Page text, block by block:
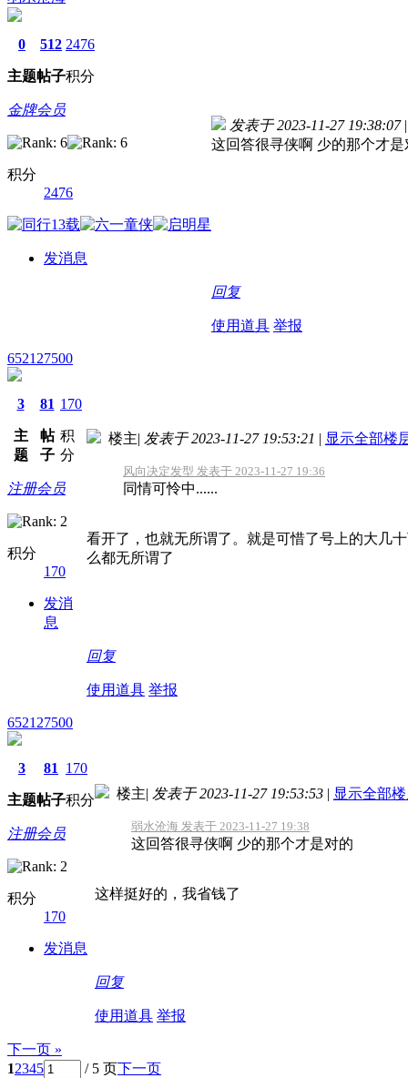
0
主题
512
帖子
2476
积分
金牌会员
积分
2476
发消息
发表于 2023-11-27 19:38:07 |
这回答很寻侠啊 少的那个才是
回复
使用道具 举报
652127500
3
主
题
81
帖
子
170
积
分
注册会员
积分
170
发消
息
楼主| 发表于 2023-11-27 19:53:21 | 显示全部楼
风向决定发型 发表于 2023-11-27 19:36
同情可怜中......
看开了，也就无所谓了。就是可惜了号上的大几
么都无所谓了
回复
使用道具 举报
652127500
3
主题
81
帖子
170
积分
注册会员
积分
170
发消息
楼主| 发表于 2023-11-27 19:53:53 | 显示全部
弱水沧海 发表于 2023-11-27 19:38
这回答很寻侠啊 少的那个才是对的
这样挺好的，我省钱了
回复
使用道具 举报
下一页 »
12345 / 5 页下一页